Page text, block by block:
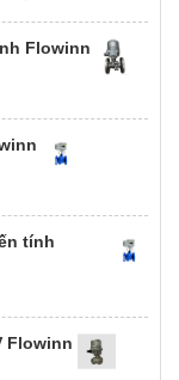
Flowinn
tính
Flowinn